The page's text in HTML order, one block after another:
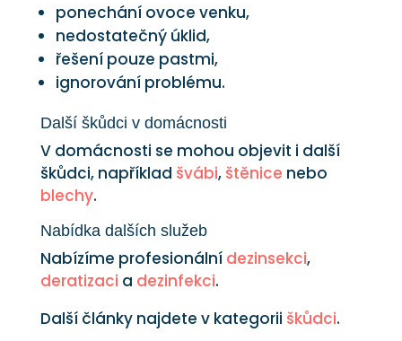
ponechání ovoce venku,
nedostatečný úklid,
řešení pouze pastmi,
ignorování problému.
Další škůdci v domácnosti
V domácnosti se mohou objevit i další
škůdci, například švábi, štěnice nebo
blechy.
Nabídka dalších služeb
Nabízíme profesionální dezinsekci,
deratizaci a dezinfekci.
Další články najdete v kategorii škůdci.